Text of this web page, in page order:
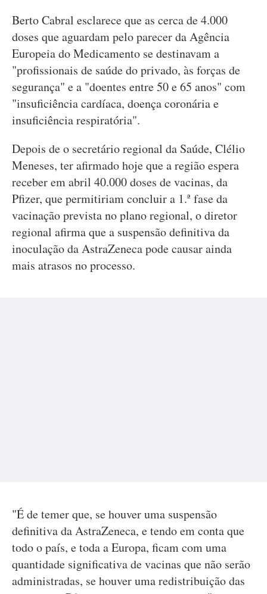
Berto Cabral esclarece que as cerca de 4.000
doses que aguardam pelo parecer da Agência
Europeia do Medicamento se destinavam a
"profissionais de saúde do privado, às forças de
segurança" e a "doentes entre 50 e 65 anos" com
"insuficiência cardíaca, doença coronária e
insuficiência respiratória".
Depois de o secretário regional da Saúde, Clélio
Meneses, ter afirmado hoje que a região espera
receber em abril 40.000 doses de vacinas, da
Pfizer, que permitiriam concluir a 1.ª fase da
vacinação prevista no plano regional, o diretor
regional afirma que a suspensão definitiva da
inoculação da AstraZeneca pode causar ainda
mais atrasos no processo.
"É de temer que, se houver uma suspensão
definitiva da AstraZeneca, e tendo em conta que
todo o país, e toda a Europa, ficam com uma
quantidade significativa de vacinas que não serão
administradas, se houver uma redistribuição das